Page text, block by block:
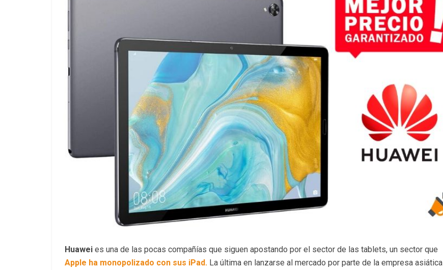
Huawei es una de las pocas compañías que siguen apostando por el sector de las tablets, un sector que
Apple ha monopolizado con sus iPad. La última en lanzarse al mercado por parte de la empresa asiática